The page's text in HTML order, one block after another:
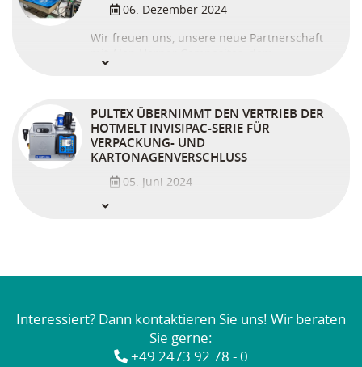
06. Dezember 2024
Wir freuen uns, unsere neue Partnerschaft
führenden Anbieter des Silicon Bagging
mehr erfahren
PULTEX ÜBERNIMMT DEN VERTRIEB DER
HOTMELT INVISIPAC-SERIE FÜR
VERPACKUNG- UND
KARTONAGENVERSCHLUSS
05. Juni 2024
Pultex hat die innovativen Hotmeltanlagen
Interessiert? Dann kontaktieren Sie uns! Wir beraten
Sie gerne:
+49 2473 92 78 - 0